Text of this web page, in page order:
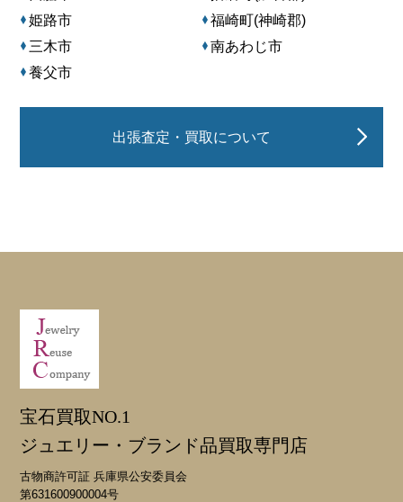
姫路市
福崎町(神崎郡)
三木市
南あわじ市
養父市
出張査定・買取について
宝石買取NO.1
ジュエリー・ブランド品買取専門店
古物商許可証 兵庫県公安委員会
第631600900004号